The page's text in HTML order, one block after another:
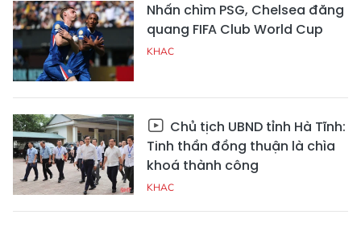
Nhấn chìm PSG, Chelsea đăng
quang FIFA Club World Cup
KHAC
Chủ tịch UBND tỉnh Hà Tĩnh:
Tinh thần đồng thuận là chìa
khoá thành công
KHAC